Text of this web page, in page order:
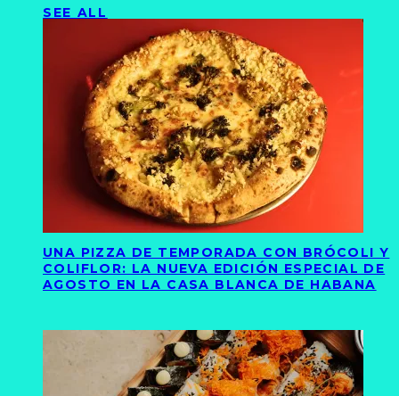
SEE ALL
UNA PIZZA DE TEMPORADA CON BRÓCOLI Y
COLIFLOR: LA NUEVA EDICIÓN ESPECIAL DE
AGOSTO EN LA CASA BLANCA DE HABANA